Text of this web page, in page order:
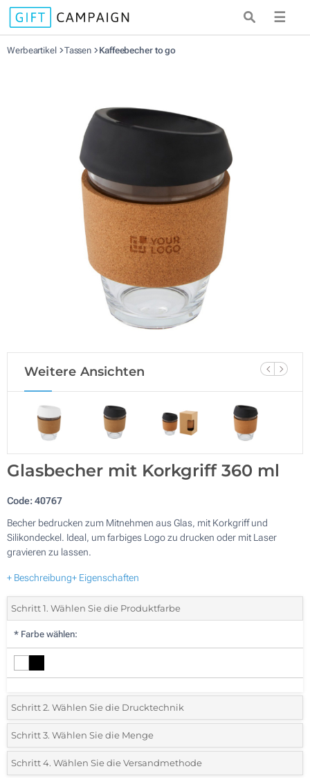
☰
Werbeartikel Tassen Kaffeebecher to go
Weitere Ansichten
Glasbecher mit Korkgriff 360 ml
Code:40767
Becher bedrucken zum Mitnehmen aus Glas, mit Korkgriff und
Silikondeckel. Ideal, um farbiges Logo zu drucken oder mit Laser
gravieren zu lassen.
+ Beschreibung+ Eigenschaften
Schritt 1. Wählen Sie die Produktfarbe
* Farbe wählen:
Schritt 2. Wählen Sie die Drucktechnik
*Wählen Sie die Druck- und Farbtechniken für Ihr Logo:
Lasergravur (Auf die Griff-Fläche)
Schritt 3. Wählen Sie die Menge
*Bitte wählen Sie Ihre gewünschte Menge
Schritt 4. Wählen Sie die Versandmethode